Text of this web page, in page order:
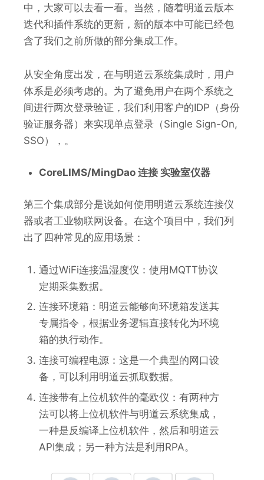
中，大家可以去看一看。当然，随着明道云版本
迭代和插件系统的更新，新的版本中可能已经包
含了我们之前所做的部分集成工作。
从安全角度出发，在与明道云系统集成时，用户
体系是必须考虑的。为了避免用户在两个系统之
间进行两次登录验证，我们利用客户的IDP（身份
验证服务器）来实现单点登录（Single Sign-On,
SSO），。
CoreLIMS/MingDao 连接 实验室仪器
第三个集成部分是说如何使用明道云系统连接仪
器或者工业物联网设备。在这个项目中，我们列
出了四种常见的应用场景：
通过WiFi连接温湿度仪：使用MQTT协议
定期采集数据。
连接环境箱：明道云能够向环境箱发送其
专属指令，根据业务逻辑直接转化为环境
箱的执行动作。
连接可编程电源：这是一个典型的网口设
备，可以利用明道云抓取数据。
连接带有上位机软件的毫欧仪：有两种方
法可以将上位机软件与明道云系统集成，
一种是反编译上位机软件，然后和明道云
API集成；另一种方法是利用RPA。